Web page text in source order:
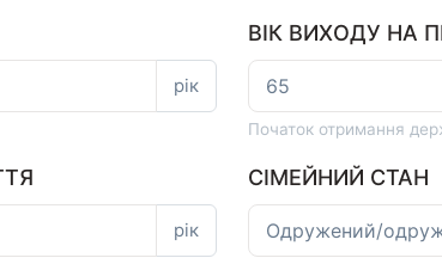
рік
ВІК ВИХОДУ НА
Початок отримання
рік
СІМЕЙНИЙ СТАН